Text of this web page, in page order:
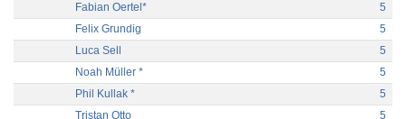
Fabian Oertel*
5
Felix Grundig
5
Luca Sell
5
Noah Müller *
5
Phil Kullak *
5
Tristan Otto
5